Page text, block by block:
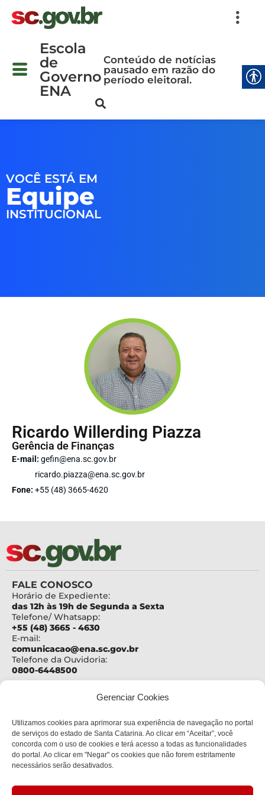
Gerenciar Cookies
Utilizamos cookies para aprimorar sua experiência de navegação no portal
de serviços do estado de Santa Catarina. Ao clicar em “Aceitar”, você
concorda com o uso de cookies e terá acesso a todas as funcionalidades
do portal. Ao clicar em "Negar" os cookies que não forem estritamente
necessários serão desativados.
Escola
de
Governo
ENA
Conteúdo de notícias
pausado em razão do
período eleitoral.
VOCÊ ESTÁ EM
Equipe
INSTITUCIONAL
Ricardo Willerding Piazza
Gerência de Finanças
E-mail: gefin@ena.sc.gov.br
ricardo.piazza@ena.sc.gov.br
Fone: +55 (48) 3665-4620
FALE CONOSCO
Horário de Expediente:
das 12h às 19h de Segunda a Sexta
Telefone/ Whatsapp:
+55 (48) 3665 - 4630
E-mail:
comunicacao@ena.sc.gov.br
Telefone da Ouvidoria:
0800-6448500
Centro Administrativo Governador Casildo João
Rod. SC 401 – Km 15, nº 4600
Bloco III - 2º andar
Bairro:
Saco Grande
Cidade:
CEP: